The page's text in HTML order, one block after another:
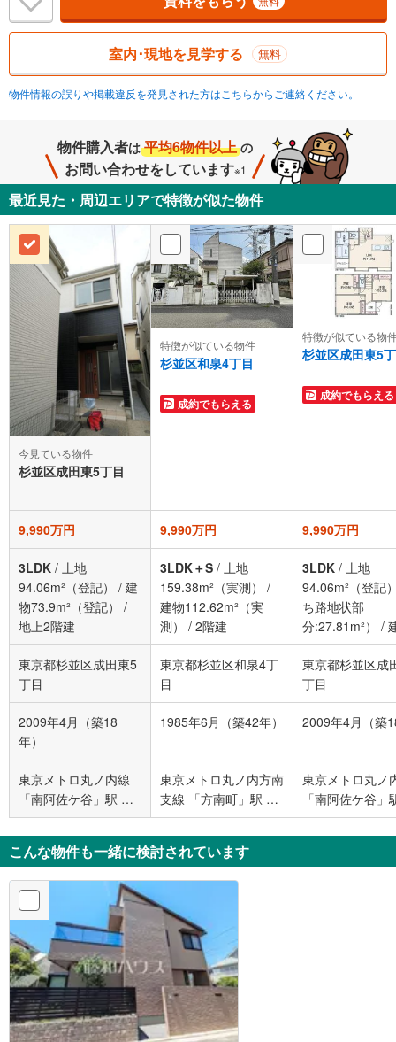
室内･現地を見学する 無料
物件情報の誤りや掲載違反を発見された方はこちらからご連絡ください。
物件購入者は 平均6物件以上 の
お問い合わせをしています※1
最近見た・周辺エリアで特徴が似た物件
今見ている物件
杉並区成田東5丁目
特徴が似ている物件
杉並区和泉4丁目
成約でもらえる
特徴が似ている物
杉並区成田東5
成約でもらえる
9,990万円 9,990万円 9,990万円
3LDK / 土地
94.06m²（登記）
/ 建
物73.9m²（登記）
/
地上2階建
3LDK＋S / 土地
159.38m²（実測）
/
建物112.62m²（実
測）
/ 2階建
3LDK / 土地
94.06m²（登記
ち路地状部
分:27.81m²）
/
73.9m²（登記）
上2階
東京都杉並区成田東5
丁目
東京都杉並区和泉4丁
目
東京都杉並区成
丁目
2009年4月（築18
年）
1985年6月（築42年） 2009年4月（築
東京メトロ丸ノ内線
「南阿佐ケ谷」駅 徒
歩7分
東京メトロ丸ノ内方南
支線 「方南町」駅 徒
歩10分
東京メトロ丸ノ
「南阿佐ケ谷」
歩7分
こんな物件も一緒に検討されています